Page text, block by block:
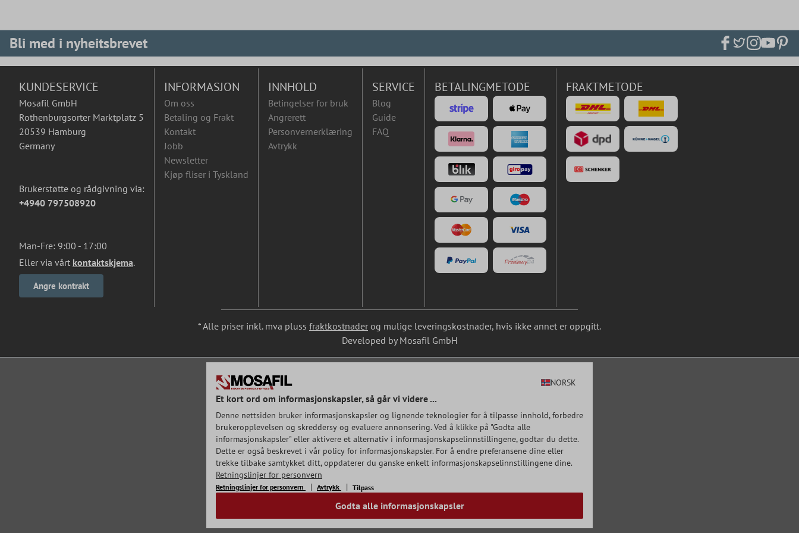
Bli med i nyheitsbrevet
KUNDESERVICE
Mosafil GmbH
Rothenburgsorter Marktplatz 5
20539 Hamburg
Germany
Brukerstøtte og rådgivning via:
+4940 797508920
Man-Fre: 9:00 - 17:00
Eller via vårt kontaktskjema.
Angre kontrakt
INFORMASJON
Om oss
Betaling og Frakt
Kontakt
Jobb
Newsletter
Kjøp fliser i Tyskland
INNHOLD
Betingelser for bruk
Angrerett
Personvernerklæring
Avtrykk
SERVICE
Blog
Guide
FAQ
BETALINGMETODE FRAKTMETODE
* Alle priser inkl. mva pluss fraktkostnader og mulige leveringskostnader, hvis ikke annet er oppgitt.
Developed by Mosafil GmbH
NORSK
Et kort ord om informasjonskapsler, så går vi videre ...
Denne nettsiden bruker informasjonskapsler og lignende teknologier for å tilpasse innhold, forbedre
brukeropplevelsen og skreddersy og evaluere annonsering. Ved å klikke på "Godta alle
informasjonskapsler" eller aktivere et alternativ i informasjonskapselinnstillingene, godtar du dette.
Dette er også beskrevet i vår policy for informasjonskapsler. For å endre preferansene dine eller
trekke tilbake samtykket ditt, oppdaterer du ganske enkelt informasjonskapselinnstillingene dine.
Retningslinjer for personvern
Retningslinjer for personvern Avtrykk Tilpass
Godta alle informasjonskapsler